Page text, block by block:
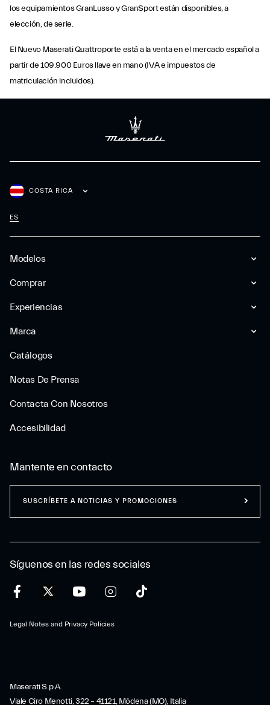
los equipamientos GranLusso y GranSport están disponibles, a
elección, de serie.
El Nuevo Maserati Quattroporte está a la venta en el mercado español a
partir de 109.900 Euros llave en mano (IVA e impuestos de
matriculación incluidos).
Modelos
Comprar
Experiencias
Marca
Catálogos
Notas De Prensa
Contacta Con Nosotros
Accesibilidad
COSTA RICA
ES
Síguenos en las redes sociales
Legal Notes and Privacy Policies
Mantente en contacto
SUSCRÍBETE A NOTICIAS Y PROMOCIONES
Maserati S.p.A.
Viale Ciro Menotti, 322 – 41121, Módena (MO), Italia